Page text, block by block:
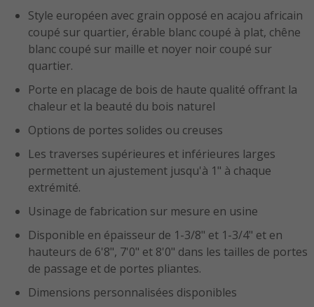
Style européen avec grain opposé en acajou africain
coupé sur quartier, érable blanc coupé à plat, chêne
blanc coupé sur maille et noyer noir coupé sur
quartier.
Porte en placage de bois de haute qualité offrant la
chaleur et la beauté du bois naturel
Options de portes solides ou creuses
Les traverses supérieures et inférieures larges
permettent un ajustement jusqu'à 1" à chaque
extrémité.
Usinage de fabrication sur mesure en usine
Disponible en épaisseur de 1-3/8" et 1-3/4" et en
hauteurs de 6'8", 7'0" et 8'0" dans les tailles de portes
de passage et de portes pliantes.
Dimensions personnalisées disponibles